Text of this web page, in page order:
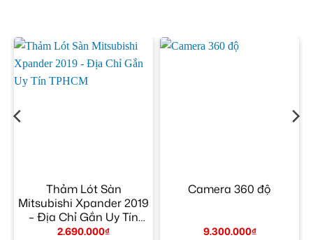
Thảm Lót Sàn
Mitsubishi Xpander 2019
– Địa Chỉ Gắn Uy Tín
TPHCM
2.690.000₫
Camera 360 độ
9.300.000₫